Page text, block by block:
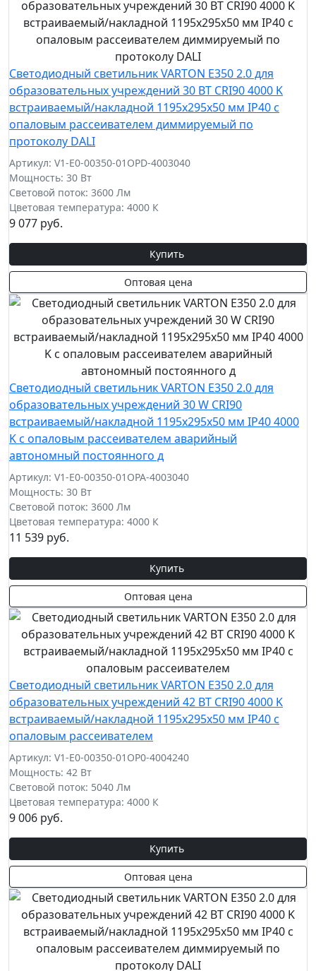
Светодиодный светильник VARTON E350 2.0 для
образовательных учреждений 30 ВТ CRI90 4000 K
встраиваемый/накладной 1195х295х50 мм IP40 с
опаловым рассеивателем диммируемый по
протоколу DALI
Артикул: V1-E0-00350-01OPD-4003040
Мощность: 30 Вт
Световой поток: 3600 Лм
Цветовая температура: 4000 К
9 077 руб.
Купить
Оптовая цена
Светодиодный светильник VARTON E350 2.0 для
образовательных учреждений 30 W CRI90
встраиваемый/накладной 1195х295х50 мм IP40 4000
K с опаловым рассеивателем аварийный
автономный постоянного д
Артикул: V1-E0-00350-01OPA-4003040
Мощность: 30 Вт
Световой поток: 3600 Лм
Цветовая температура: 4000 К
11 539 руб.
Купить
Оптовая цена
Светодиодный светильник VARTON E350 2.0 для
образовательных учреждений 42 ВТ CRI90 4000 K
встраиваемый/накладной 1195х295х50 мм IP40 с
опаловым рассеивателем
Артикул: V1-E0-00350-01OP0-4004240
Мощность: 42 Вт
Световой поток: 5040 Лм
Цветовая температура: 4000 К
9 006 руб.
Купить
Оптовая цена